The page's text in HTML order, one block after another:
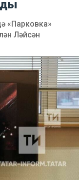
«Парковка»
Ләйсән